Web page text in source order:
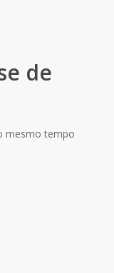
de
mesmo tempo